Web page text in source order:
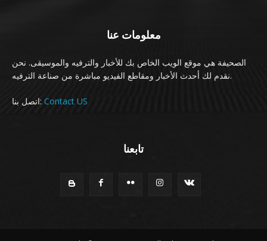
معلومات عنا
الصحيفة هي موقع الويب الخاص بك للأخبار والترفيه والموسيقى. نحن
نقدم لك أحدث الأخبار ومقاطع الفيديو مباشرة من صناعة الترفيه.
اتصل بنا: Contact US
تابعنا